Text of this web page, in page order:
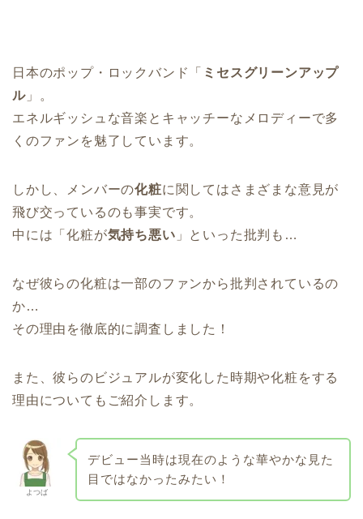
日本のポップ・ロックバンド「 ミセスグリーンアップ
ル」。
エネルギッシュな音楽とキャッチーなメロディーで多
くのファンを魅了しています。
しかし、メンバーの化粧に関してはさまざまな意見が
飛び交っているのも事実です。
中には「化粧が気持ち悪い 」といった批判も…
なぜ彼らの化粧は一部のファンから批判されているの
か…
その理由を徹底的に調査しました！
また、彼らのビジュアルが変化した時期や化粧をする
理由についてもご紹介します。
よつば
デビュー当時は現在のような華やかな見た
目ではなかったみたい！